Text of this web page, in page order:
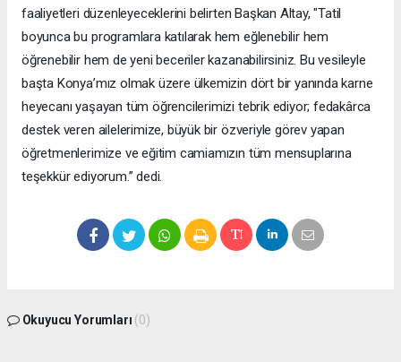
faaliyetleri düzenleyeceklerini belirten Başkan Altay, "Tatil
boyunca bu programlara katılarak hem eğlenebilir hem
öğrenebilir hem de yeni beceriler kazanabilirsiniz. Bu vesileyle
başta Konya’mız olmak üzere ülkemizin dört bir yanında karne
heyecanı yaşayan tüm öğrencilerimizi tebrik ediyor; fedakârca
destek veren ailelerimize, büyük bir özveriyle görev yapan
öğretmenlerimize ve eğitim camiamızın tüm mensuplarına
teşekkür ediyorum.” dedi.
Okuyucu Yorumları (0)